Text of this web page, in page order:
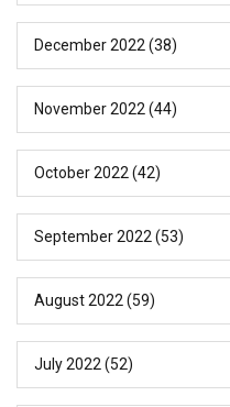
December 2022 (38)
November 2022 (44)
October 2022 (42)
September 2022 (53)
August 2022 (59)
July 2022 (52)